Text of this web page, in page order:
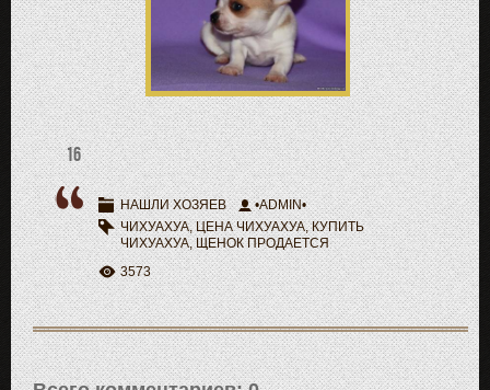
16
НАШЛИ ХОЗЯЕВ
•ADMIN•
ЧИХУАХУА,ЦЕНА ЧИХУАХУА,КУПИТЬ
ЧИХУАХУА,ЩЕНОК ПРОДАЕТСЯ
3573